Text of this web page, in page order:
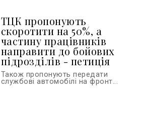
ТЦК пропонують
скоротити на 50%, а
частину працівників
направити до бойових
підрозділів - петиція
Також пропонують передати
службові автомобілі на фронт...